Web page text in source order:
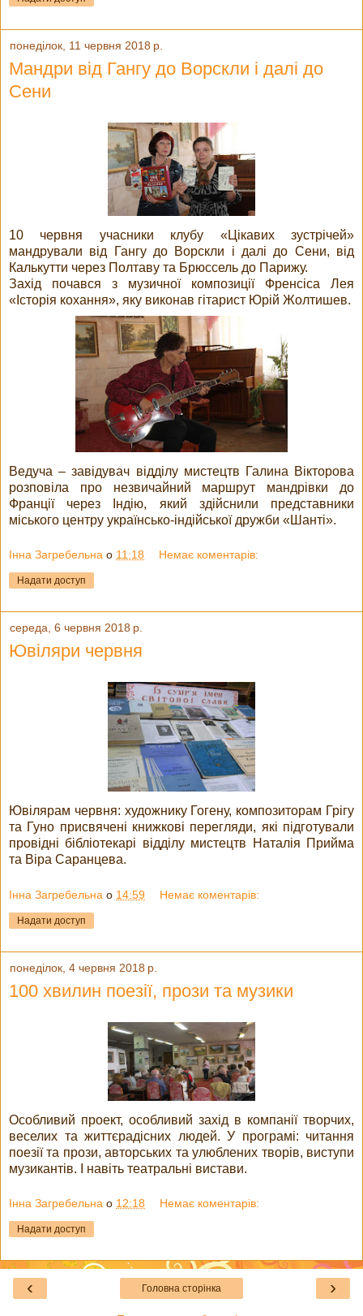
понеділок, 11 червня 2018 р.
Мандри від Гангу до Ворскли і далі до
Сени
10 червня учасники клубу «Цікавих зустрічей»
мандрували від Гангу до Ворскли і далі до Сени, від
Калькутти через Полтаву та Брюссель до Парижу.
Захід почався з музичної композиції Френсіса Лея
«Історія кохання», яку виконав гітарист Юрій Жолтишев.
Ведуча – завідувач відділу мистецтв Галина Вікторова
розповіла про незвичайний маршрут мандрівки до
Франції через Індію, який здійснили представники
міського центру українсько-індійської дружби «Шанті».
Інна Загребельна о 11:18 Немає коментарів:
Надати доступ
середа, 6 червня 2018 р.
Ювіляри червня
Ювілярам червня: художнику Гогену, композиторам Грігу
та Гуно присвячені книжкові перегляди, які підготували
провідні бібліотекарі відділу мистецтв Наталія Прийма
та Віра Саранцева.
Інна Загребельна о 14:59 Немає коментарів:
Надати доступ
понеділок, 4 червня 2018 р.
100 хвилин поезії, прози та музики
Особливий проект, особливий захід в компанії творчих,
веселих та життєрадісних людей. У програмі: читання
поезії та прози, авторських та улюблених творів, виступи
музикантів. І навіть театральні вистави.
Інна Загребельна о 12:18 Немає коментарів:
Надати доступ
‹ ›
Головна сторінка